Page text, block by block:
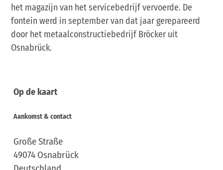
het magazijn van het servicebedrijf vervoerde. De
fontein werd in september van dat jaar gerepareerd
door het metaalconstructiebedrijf Bröcker uit
Osnabrück.
Op de kaart
Aankomst & contact
Große Straße
49074 Osnabrück